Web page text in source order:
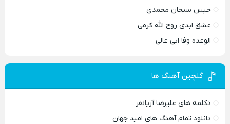
حبس سبحان محمدی
عشق ابدی روح الله کرمی
الوعده وفا ابی عالی
گلچین آهنگ ها
دکلمه های علیرضا آریانفر
دانلود تمام آهنگ های امید جهان